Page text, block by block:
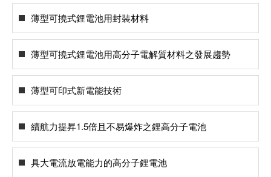
薄型可撓式鋰電池用封裝材料
薄型可撓式鋰電池用高分子電解質材料之發展趨勢
薄型可印式新電能技術
續航力提昇1.5倍且不易爆炸之鋰高分子電池
具大電流放電能力的高分子鋰電池